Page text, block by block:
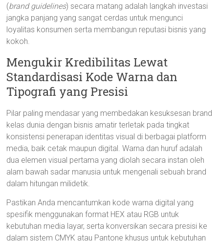
(brand guidelines) secara matang adalah langkah investasi
jangka panjang yang sangat cerdas untuk mengunci
loyalitas konsumen serta membangun reputasi bisnis yang
kokoh.
Mengukir Kredibilitas Lewat
Standardisasi Kode Warna dan
Tipografi yang Presisi
Pilar paling mendasar yang membedakan kesuksesan brand
kelas dunia dengan bisnis amatir terletak pada tingkat
konsistensi penerapan identitas visual di berbagai platform
media, baik cetak maupun digital. Warna dan huruf adalah
dua elemen visual pertama yang diolah secara instan oleh
alam bawah sadar manusia untuk mengenali sebuah brand
dalam hitungan milidetik.
Pastikan Anda mencantumkan kode warna digital yang
spesifik menggunakan format HEX atau RGB untuk
kebutuhan media layar, serta konversikan secara presisi ke
dalam sistem CMYK atau Pantone khusus untuk kebutuhan